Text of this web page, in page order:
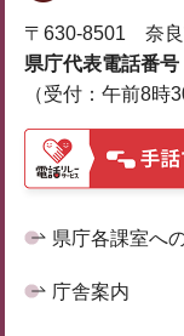
〒630-8501 奈
県庁代表電話番号
（受付：午前8時
県庁各課室へ
庁舎案内